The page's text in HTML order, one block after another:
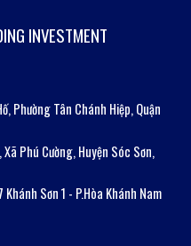
INVESTMENT
Phường Tân Chánh Hiệp, Quận
Phú Cường, Huyện Sóc Sơn,
Sơn 1 - P.Hòa Khánh Nam